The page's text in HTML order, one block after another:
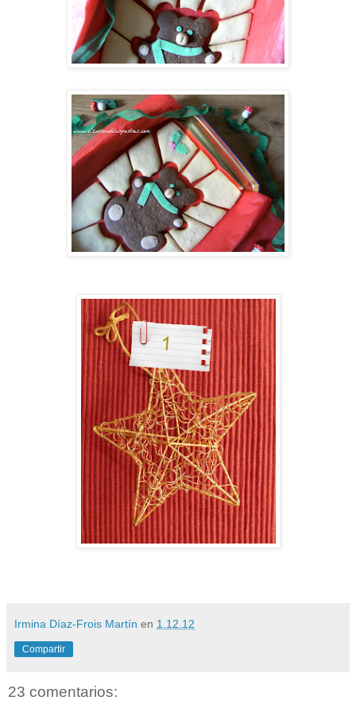
Irmina Díaz-Frois Martín en 1.12.12
Compartir
23 comentarios: